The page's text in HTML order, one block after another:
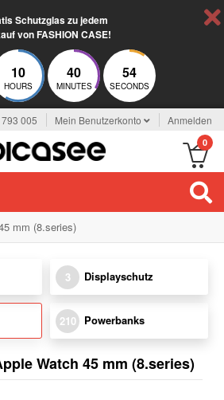
Schutzglas zu jedem
von FASHION CASE!
10
HOURS
40
MINUTES
54
SECONDS
005 Mein Benutzerkonto Anmelden
0
mm (8.series)
3 Displayschutz
210 Powerbanks
Watch 45 mm (8.series)